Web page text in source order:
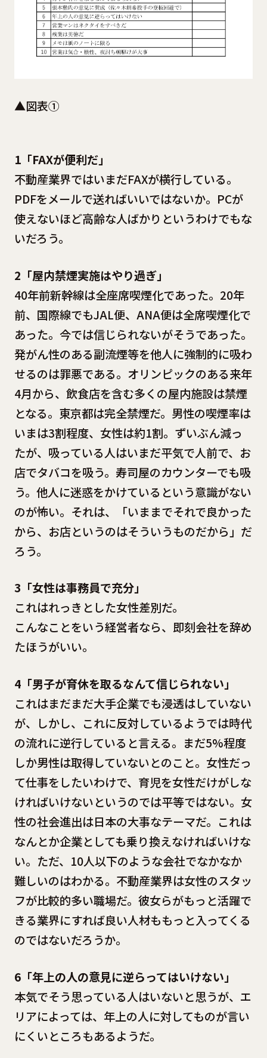
▲図表①
1「FAXが便利だ」
不動産業界ではいまだFAXが横行している。
PDFをメールで送ればいいではないか。PCが
使えないほど高齢な人ばかりというわけでもな
いだろう。
2「屋内禁煙実施はやり過ぎ」
40年前新幹線は全座席喫煙化であった。20年
前、国際線でもJAL便、ANA便は全席喫煙化で
あった。今では信じられないがそうであった。
発がん性のある副流煙等を他人に強制的に吸わ
せるのは罪悪である。オリンピックのある来年
4月から、飲食店を含む多くの屋内施設は禁煙
となる。東京都は完全禁煙だ。男性の喫煙率は
いまは3割程度、女性は約1割。ずいぶん減っ
たが、吸っている人はいまだ平気で人前で、お
店でタバコを吸う。寿司屋のカウンターでも吸
う。他人に迷惑をかけているという意識がない
のが怖い。それは、「いままでそれで良かった
から、お店というのはそういうものだから」だ
ろう。
3「女性は事務員で充分」
これはれっきとした女性差別だ。
こんなことをいう経営者なら、即刻会社を辞め
たほうがいい。
4「男子が育休を取るなんて信じられない」
これはまだまだ大手企業でも浸透はしていない
が、しかし、これに反対しているようでは時代
の流れに逆行していると言える。まだ5%程度
しか男性は取得していないとのこと。女性だっ
て仕事をしたいわけで、育児を女性だけがしな
ければいけないというのでは平等ではない。女
性の社会進出は日本の大事なテーマだ。これは
なんとか企業としても乗り換えなければいけな
い。ただ、10人以下のような会社でなかなか
難しいのはわかる。不動産業界は女性のスタッ
フが比較的多い職場だ。彼女らがもっと活躍で
きる業界にすれば良い人材ももっと入ってくる
のではないだろうか。
6「年上の人の意見に逆らってはいけない」
本気でそう思っている人はいないと思うが、エ
リアによっては、年上の人に対してものが言い
にくいところもあるようだ。